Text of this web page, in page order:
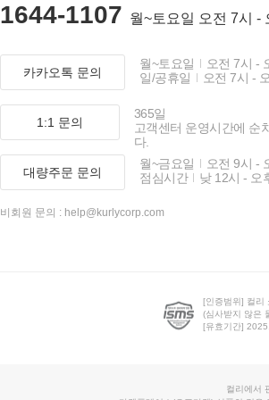
1644-1107 월~토요일 오전 7시 -
카카오톡 문의
월~토요일
오전 7시 -
일/공휴일
오전 7시 -
1:1 문의
365일
고객센터 운영시간에 순
다.
대량주문 문의
월~금요일
오전 9시 -
점심시간
낮 12시 - 오
비회원 문의 : help@kurlycorp.com
[인증범위] 컬리
(심사받지 않은
[유효기간]
컬리에서